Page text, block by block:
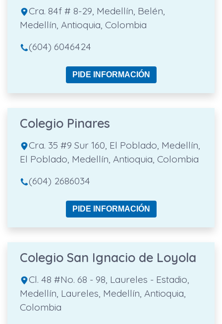
Cra. 84f # 8-29, Medellín, Belén,
Medellín, Antioquia, Colombia
(604) 6046424
PIDE INFORMACIÓN
Colegio Pinares
Cra. 35 #9 Sur 160, El Poblado, Medellín,
El Poblado, Medellín, Antioquia, Colombia
(604) 2686034
PIDE INFORMACIÓN
Colegio San Ignacio de Loyola
Cl. 48 #No. 68 - 98, Laureles - Estadio,
Medellín, Laureles, Medellín, Antioquia,
Colombia